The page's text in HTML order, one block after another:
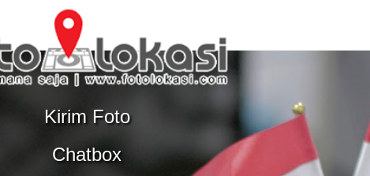
Kirim Foto
Chatbox